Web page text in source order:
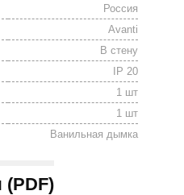
Россия
Avanti
В стену
IP 20
1 шт
1 шт
Ванильная дымка
(PDF)